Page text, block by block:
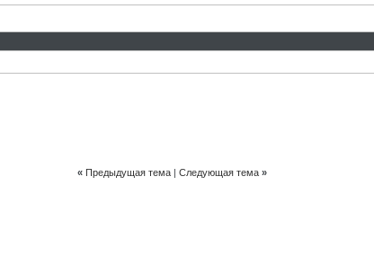
« Предыдущая тема| Следующая тема »